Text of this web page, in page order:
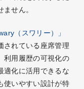
せん。
（スワリー）」
されている座席管理
利用履歴の可視化の
適化に活用できるな
使いやすい設計が特